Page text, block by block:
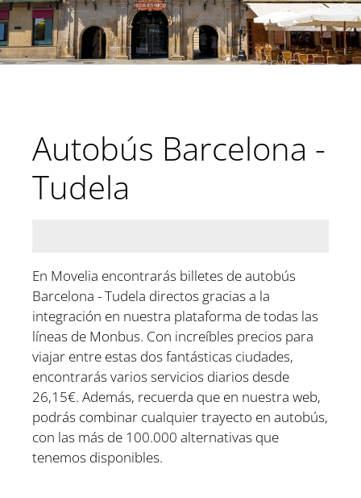
Autobús Barcelona -
Tudela
En Movelia encontrarás billetes de autobús
Barcelona - Tudela directos gracias a la
integración en nuestra plataforma de todas las
líneas de Monbus. Con increíbles precios para
viajar entre estas dos fantásticas ciudades,
encontrarás varios servicios diarios desde
26,15€. Además, recuerda que en nuestra web,
podrás combinar cualquier trayecto en autobús,
con las más de 100.000 alternativas que
tenemos disponibles.